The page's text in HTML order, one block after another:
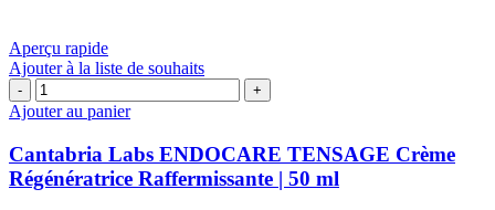
Aperçu rapide
Ajouter à la liste de souhaits
quantité
de
Cantabria
Labs
ENDOCARE
TENSAGE
Ajouter au panier
Cantabria Labs ENDOCARE TENSAGE Crème
Régénératrice Raffermissante | 50 ml